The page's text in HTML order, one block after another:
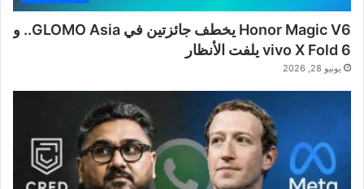
Honor Magic V6 يخطف جائزتين في GLOMO Asia.. و
vivo X Fold 6 يلفت الأنظار
يونيو 28, 2026